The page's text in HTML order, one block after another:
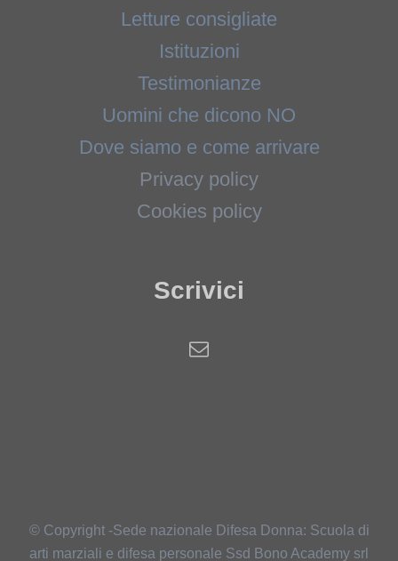
Letture consigliate
Istituzioni
Testimonianze
Uomini che dicono NO
Dove siamo e come arrivare
Privacy policy
Cookies policy
Scrivici
© Copyright -Sede nazionale Difesa Donna: Scuola di
arti marziali e difesa personale Ssd Bono Academy srl